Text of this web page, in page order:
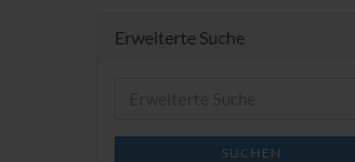
Erweiterte Suche
SUCHEN